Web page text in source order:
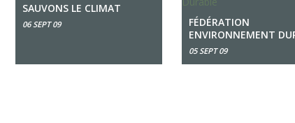
SAUVONS LE CLIMAT
06 SEPT 09
FÉDÉRATION
ENVIRONNEMENT
05 SEPT 09